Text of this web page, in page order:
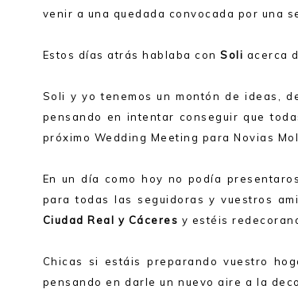
venir a una quedada convocada por una
Estos días atrás hablaba conSoli acerca
Soli y yo tenemos un montón de ideas,
pensando en intentar conseguir que
próximo Wedding Meeting para Novias
En un día como hoy no podía
para todas las seguidoras y vuestros
Ciudad Real y Cáceres y estéis
Chicas si estáis preparando vuestro
pensando en darle un nuevo aire a la